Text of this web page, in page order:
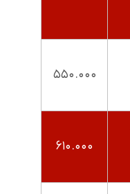
۵۵۰.۰۰۰
۶۱۰.۰۰۰